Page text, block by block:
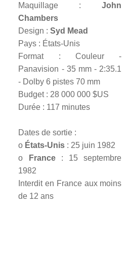
PKD à Metz
Contact
Maquillage :John
Chambers
Design :Syd Mead
Pays : États-Unis
Format : Couleur -
Panavision - 35 mm - 2:35.1
- Dolby 6 pistes 70 mm
Budget : 28 000 000 $US
Durée : 117 minutes
Dates de sortie :
o États-Unis : 25 juin 1982
o
France: 15 septembre
1982
Interdit en France aux moins
de 12 ans